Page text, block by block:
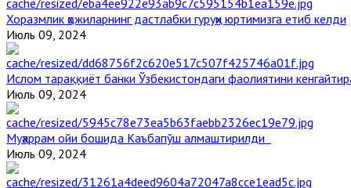
Хоразмлик ҳожиларнинг дастлабки гуруҳи юртимизга етиб келди
Июль 09, 2024
Ислом тараққиёт банки Ўзбекистондаги фаолиятини
Июль 09, 2024
Муҳаррам ойи бошида Каъбапўш алмаштирилди
Июль 09, 2024